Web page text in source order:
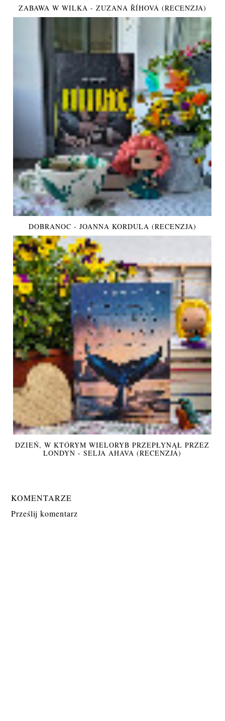
ZABAWA W WILKA - ZUZANA ŘÍHOVÁ (RECENZJA)
DOBRANOC - JOANNA KORDULA (RECENZJA)
DZIEŃ, W KTÓRYM WIELORYB PRZEPŁYNĄŁ PRZEZ
LONDYN - SELJA AHAVA (RECENZJA)
KOMENTARZE
Prześlij komentarz